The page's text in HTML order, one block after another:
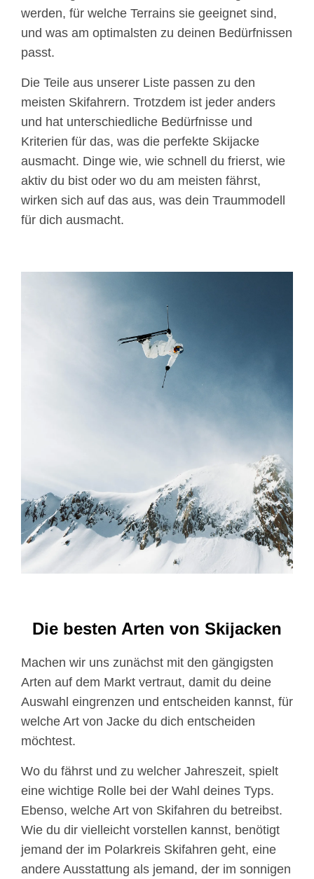
werden, für welche Terrains sie geeignet sind,
und was am optimalsten zu deinen Bedürfnissen
passt.
Die Teile aus unserer Liste passen zu den
meisten Skifahrern. Trotzdem ist jeder anders
und hat unterschiedliche Bedürfnisse und
Kriterien für das, was die perfekte Skijacke
ausmacht. Dinge wie, wie schnell du frierst, wie
aktiv du bist oder wo du am meisten fährst,
wirken sich auf das aus, was dein Traummodell
für dich ausmacht.
Die besten Arten von Skijacken
Machen wir uns zunächst mit den gängigsten
Arten auf dem Markt vertraut, damit du deine
Auswahl eingrenzen und entscheiden kannst, für
welche Art von Jacke du dich entscheiden
möchtest.
Wo du fährst und zu welcher Jahreszeit, spielt
eine wichtige Rolle bei der Wahl deines Typs.
Ebenso, welche Art von Skifahren du betreibst.
Wie du dir vielleicht vorstellen kannst, benötigt
jemand der im Polarkreis Skifahren geht, eine
andere Ausstattung als jemand, der im sonnigen